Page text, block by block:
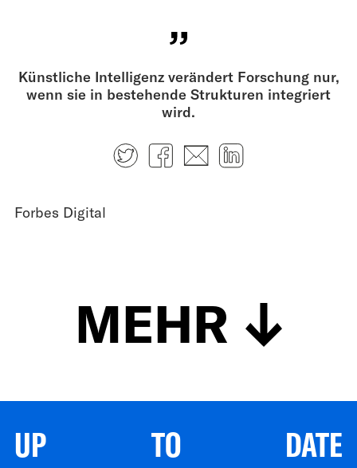
Künstliche Intelligenz verändert Forschung nur,
wenn sie in bestehende Strukturen integriert
wird.
TwitterFacebook
E-mail
Forbes Digital
MEHR
UP TO DATE